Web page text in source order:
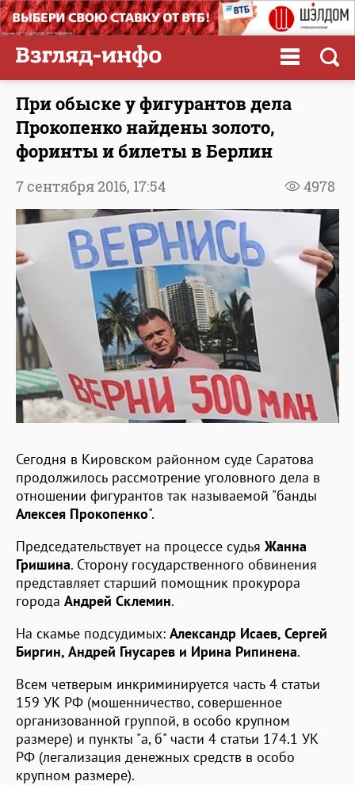
При обыске у фигурантов дела
Прокопенко найдены золото,
форинты и билеты в Берлин
4978
7 сентября 2016, 17:54
Сегодня в Кировском районном суде Саратова
продолжилось рассмотрение уголовного дела в
отношении фигурантов так называемой "банды
Алексея Прокопенко".
Председательствует на процессе судья Жанна
Гришина. Сторону государственного обвинения
представляет старший помощник прокурора
города Андрей Склемин.
На скамье подсудимых: Александр Исаев, Сергей
Биргин, Андрей Гнусарев и Ирина Рипинена.
Всем четверым инкриминируется часть 4 статьи
159 УК РФ (мошенничество, совершенное
организованной группой, в особо крупном
размере) и пункты "а, б" части 4 статьи 174.1 УК
РФ (легализация денежных средств в особо
крупном размере).